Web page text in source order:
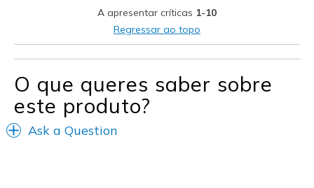
Shoes are for Wearing
A apresentar críticas 1-10
Regressar ao topo
O que queres saber sobre
este produto?
Ask a Question